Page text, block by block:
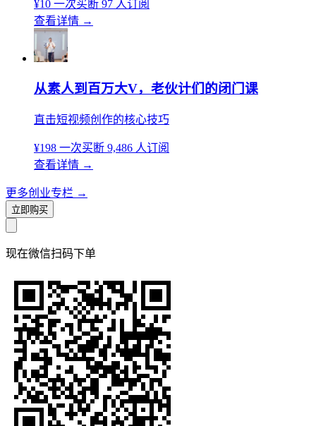
¥10 一次买断 97 人订阅
查看详情 →
从素人到百万大V，老伙计们的闭门课
直击短视频创作的核心技巧
¥198 一次买断 9,486 人订阅
查看详情 →
更多创业专栏 →
立即购买
现在微信扫码下单